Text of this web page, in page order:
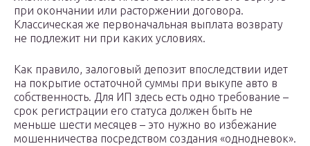
при окончании или расторжении договора.
Классическая же первоначальная выплата возврату
не подлежит ни при каких условиях.
Как правило, залоговый депозит впоследствии идет
на покрытие остаточной суммы при выкупе авто в
собственность. Для ИП здесь есть одно требование –
срок регистрации его статуса должен быть не
меньше шести месяцев – это нужно во избежание
мошенничества посредством создания «однодневок».